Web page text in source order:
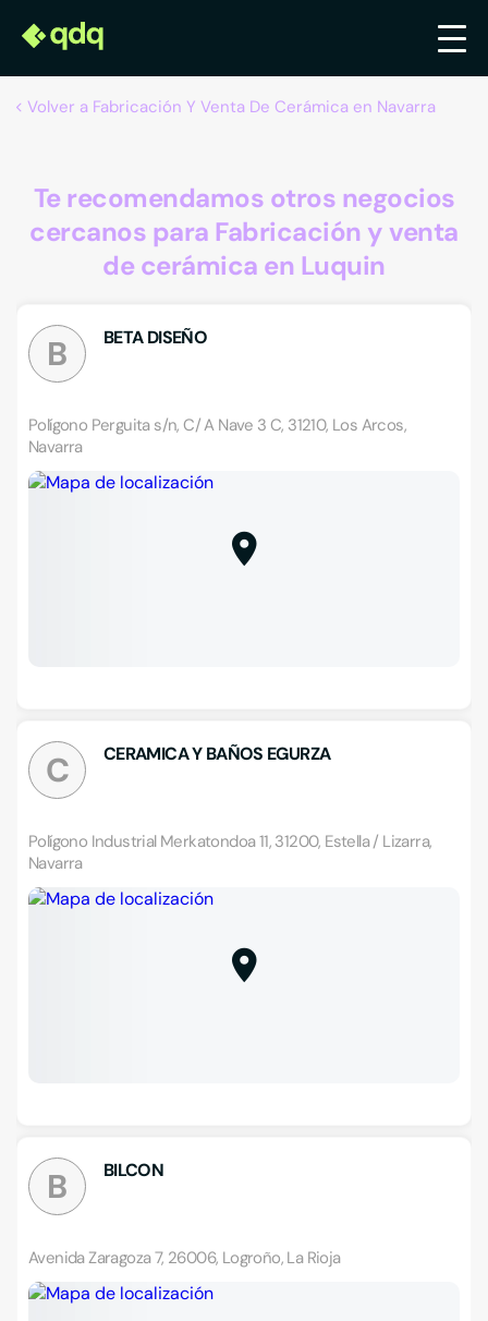
Volver a Fabricación Y Venta De Cerámica en Navarra
Te recomendamos otros negocios
cercanos para Fabricación y venta
de cerámica en Luquin
B BETA DISEÑO
Polígono Perguita s/n, C/ A Nave 3 C, 31210, Los Arcos,
Navarra
C CERAMICA Y BAÑOS EGURZA
Polígono Industrial Merkatondoa 11, 31200, Estella / Lizarra,
Navarra
B BILCON
Avenida Zaragoza 7, 26006, Logroño, La Rioja